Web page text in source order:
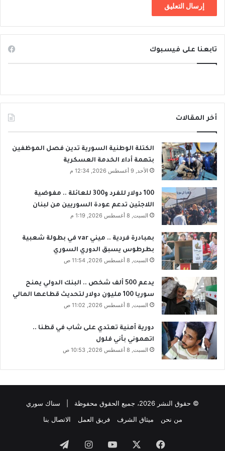
تابعنا على فيسبوك
أخر المقالات
الكتلة الوطنية السورية تدين فصل الموظفين
بتهمة أداء الخدمة العسكرية
الأحد, 9 أغسطس 2026, 12:34 م
100 دولار للفرد و300 للعائلة .. مفوضية
اللاجئين تدعم عودة السوريين من لبنان
السبت, 8 أغسطس 2026, 1:19 م
بمبادرة فردية .. ميني var في بطولة شعبية
بطرطوس يسبق الدوري السوري
السبت, 8 أغسطس 2026, 11:54 ص
يدعم 500 ألف شخص .. البنك الدولي يمنح
سوريا 100 مليون دولار لتحديث قطاعها المالي
السبت, 8 أغسطس 2026, 11:02 ص
دورية أمنية تعتدي على شاب في قطنا ..
اتهموني بأني فلول
السبت, 8 أغسطس 2026, 10:53 ص
© حقوق النشر 2026، جميع الحقوق محفوظة | سناك سوري
من نحن
ميثاق الشرف فريق العمل الاتصال بنا
فيسبوك ‫YouTubeانستقرام